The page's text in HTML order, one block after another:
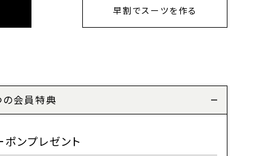
早割でスーツを作る
の会員特典
ポンプレゼント